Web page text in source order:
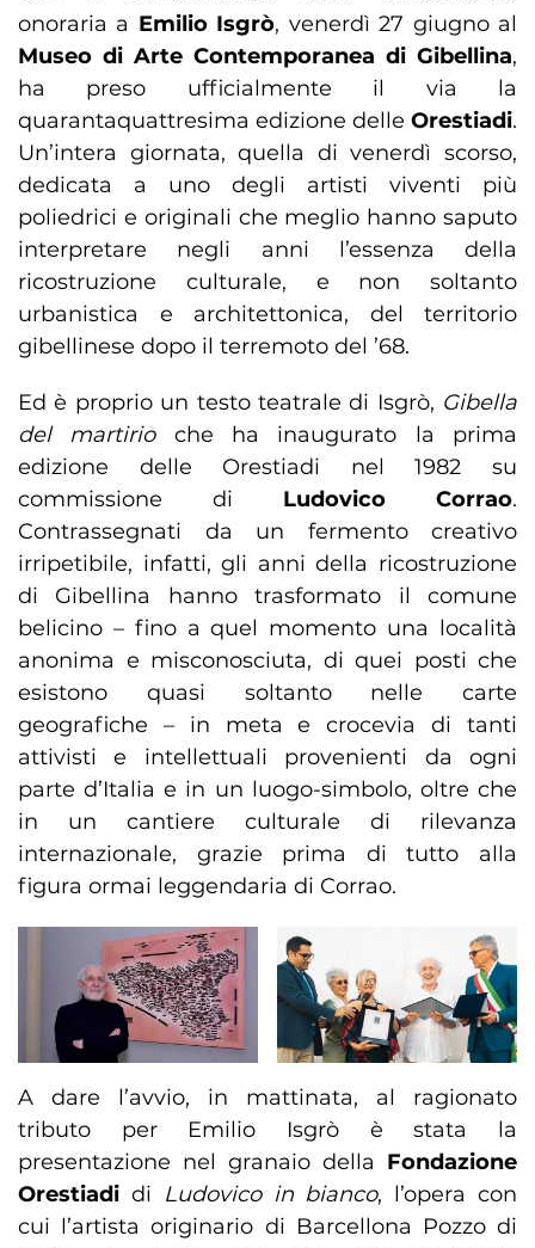
onoraria a Emilio Isgrò, venerdì 27 giugno al
Museo di Arte Contemporanea di Gibellina,
ha preso ufficialmente il via la
quarantaquattresima edizione delle Orestiadi.
Un’intera giornata, quella di venerdì scorso,
dedicata a uno degli artisti viventi più
poliedrici e originali che meglio hanno saputo
interpretare negli anni l’essenza della
ricostruzione culturale, e non soltanto
urbanistica e architettonica, del territorio
gibellinese dopo il terremoto del ’68.
Ed è proprio un testo teatrale di Isgrò, Gibella
del martirioche ha inaugurato la prima
edizione delle Orestiadi nel 1982 su
commissione di Ludovico Corrao.
Contrassegnati da un fermento creativo
irripetibile, infatti, gli anni della ricostruzione
di Gibellina hanno trasformato il comune
belicino – fino a quel momento una località
anonima e misconosciuta, di quei posti che
esistono quasi soltanto nelle carte
geografiche – in meta e crocevia di tanti
attivisti e intellettuali provenienti da ogni
parte d’Italia e in un luogo-simbolo, oltre che
in un cantiere culturale di rilevanza
internazionale, grazie prima di tutto alla
figura ormai leggendaria di Corrao.
A dare l’avvio, in mattinata, al ragionato
tributo per Emilio Isgrò è stata la
presentazione nel granaio della Fondazione
Orestiadi di Ludovico in bianco, l’opera con
cui l’artista originario di Barcellona Pozzo di